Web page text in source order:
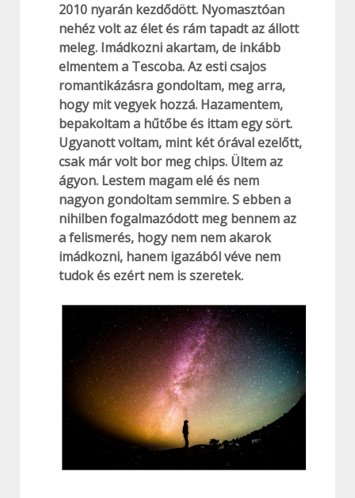
2010 nyarán kezdődött. Nyomasztóan
nehéz volt az élet és rám tapadt az állott
meleg. Imádkozni akartam, de inkább
elmentem a Tescoba. Az esti csajos
romantikázásra gondoltam, meg arra,
hogy mit vegyek hozzá. Hazamentem,
bepakoltam a hűtőbe és ittam egy sört.
Ugyanott voltam, mint két órával ezelőtt,
csak már volt bor meg chips. Ültem az
ágyon. Lestem magam elé és nem
nagyon gondoltam semmire. S ebben a
nihilben fogalmazódott meg bennem az
a felismerés, hogy nem nem akarok
imádkozni, hanem igazából véve nem
tudok és ezért nem is szeretek.